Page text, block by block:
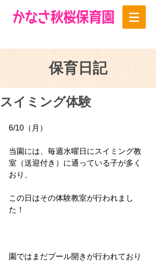
保育日記
スイミング体験
6/10（月）
当園には、毎週水曜日にスイミング教
室（送迎付き）に通っている子が多く
おり、
この日はその体験教室が行われまし
た！
園ではまだプール開きが行われており